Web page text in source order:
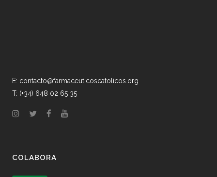
E: contacto@farmaceuticoscatolicos.org
T: (+34) 648 02 65 35
COLABORA